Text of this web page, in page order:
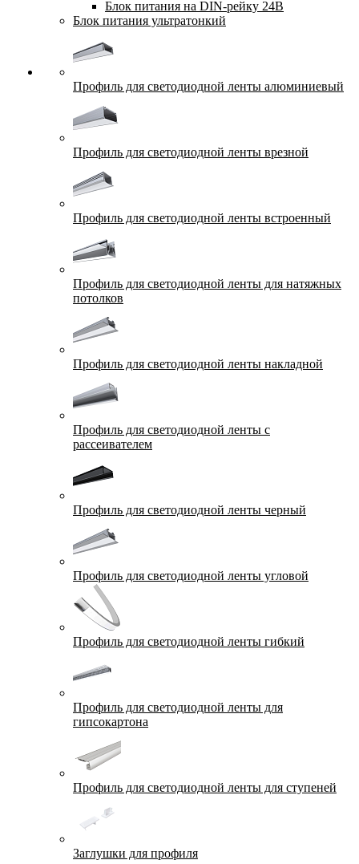
Блок питания на DIN-рейку 24В
Блок питания ультратонкий
Профиль для светодиодной ленты алюминиевый
Профиль для светодиодной ленты врезной
Профиль для светодиодной ленты встроенный
Профиль для светодиодной ленты для натяжных
потолков
Профиль для светодиодной ленты накладной
Профиль для светодиодной ленты с
рассеивателем
Профиль для светодиодной ленты черный
Профиль для светодиодной ленты угловой
Профиль для светодиодной ленты гибкий
Профиль для светодиодной ленты для
гипсокартона
Профиль для светодиодной ленты для ступеней
Заглушки для профиля